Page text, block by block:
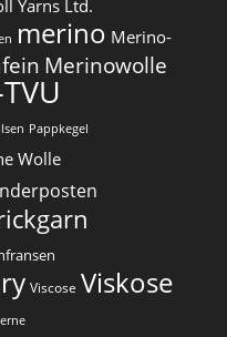
Yarns Ltd.
merino Merino-
Merinowolle
Pappkegel
Wolle
Viscose Viskose